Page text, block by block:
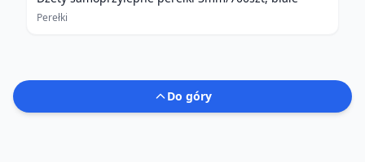
Perełki
Do góry